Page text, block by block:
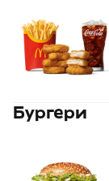
Бургери